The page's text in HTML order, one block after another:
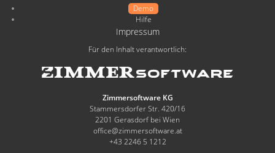
Demo
Hilfe
Impressum
Für den Inhalt verantwortlich:
Zimmersoftware KG
Stammersdorfer Str. 420/16
2201 Gerasdorf bei Wien
office@zimmersoftware.at
+43 2246 5 1212